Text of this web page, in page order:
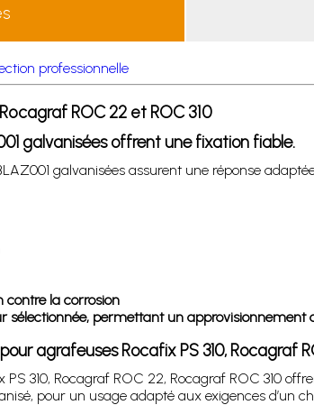
professionnelle
ROC 22 et ROC 310
galvanisées offrent une fixation fiable.
galvanisées assurent une réponse
contre la corrosion
sélectionnée, permettant un
agrafeuses Rocafix PS 310, Rocagraf
310, Rocagraf ROC 22, Rocagraf ROC 310
pour un usage adapté aux exigences d’un